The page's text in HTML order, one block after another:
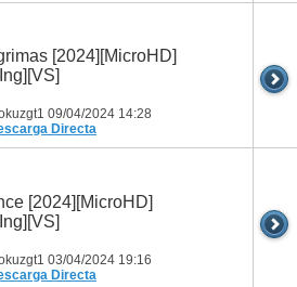
[2024][MicroHD]
09/04/2024 14:28
Directa
[2024][MicroHD]
03/04/2024 19:16
Directa